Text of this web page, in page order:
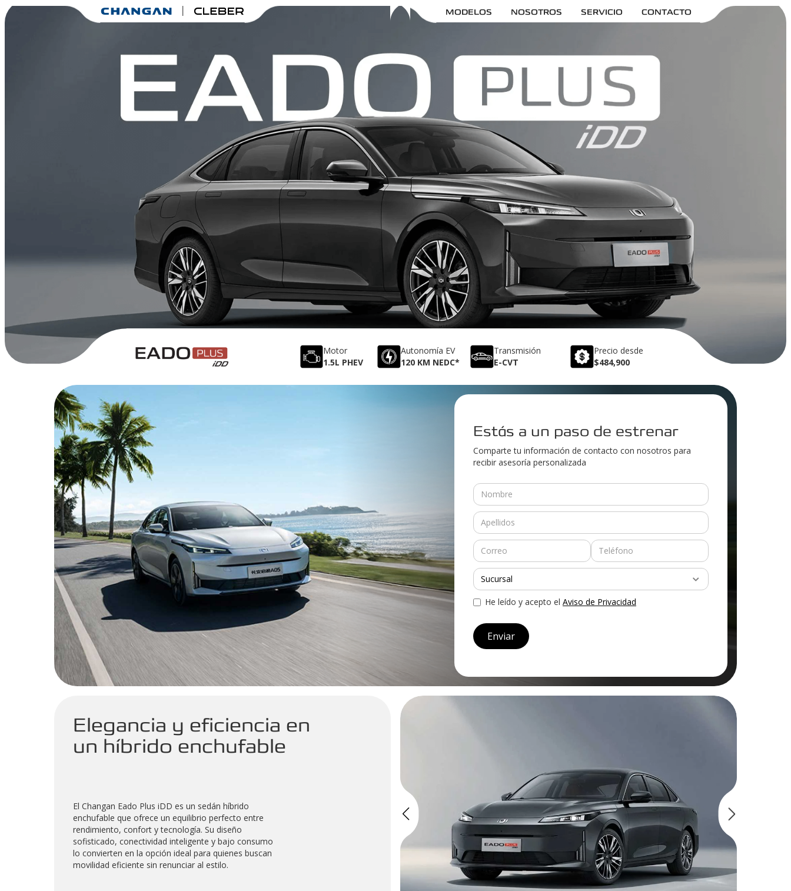
MODELOS NOSOTROS SERVICIO CONTACTO
Motor
1.5L PHEV
Autonomía EV
120 KM NEDC*
Transmisión
E-CVT
Precio desde
$484,900
Estás a un paso de estrenar
Comparte tu información de contacto con nosotros para
recibir asesoría personalizada
He leído y acepto el Aviso de Privacidad
Elegancia y eficiencia en
un híbrido enchufable
El Changan Eado Plus iDD es un sedán híbrido
enchufable que ofrece un equilibrio perfecto entre
rendimiento, confort y tecnología. Su diseño
sofisticado, conectividad inteligente y bajo consumo
lo convierten en la opción ideal para quienes buscan
movilidad eficiente sin renunciar al estilo.